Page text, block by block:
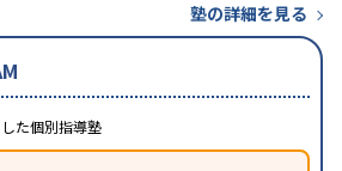
塾の詳細を見る
た個別指導塾